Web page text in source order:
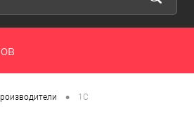
• 1C